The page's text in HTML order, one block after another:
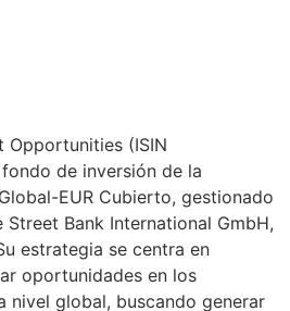
Opportunities (ISIN
de inversión de la
EUR Cubierto, gestionado
Bank International GmbH,
estrategia se centra en
oportunidades en los
nivel global, buscando generar